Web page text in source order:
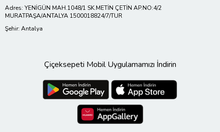
Adres: YENİGÜN MAH.1048/1 SK.METİN ÇETİN AP.NO:4/2
MURATPAŞA/ANTALYA 1500018824/7/TUR
Şehir: Antalya
Çiçeksepeti Mobil Uygulamamızı İndirin